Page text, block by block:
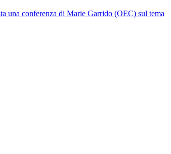
una conferenza di Marie Garrido (OEC) sul tema